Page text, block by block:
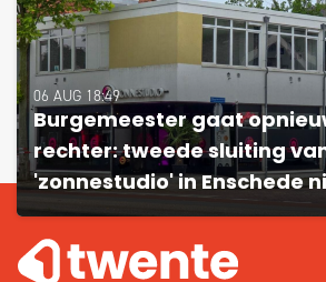
06 AUG 18:49
Burgemeester gaat
rechter: tweede sluiting
'zonnestudio' in Enschede